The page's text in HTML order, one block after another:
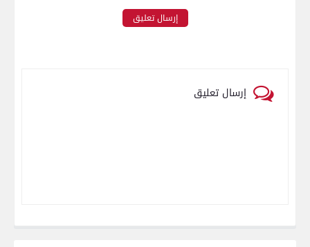
إرسال تعليق
إرسال تعليق